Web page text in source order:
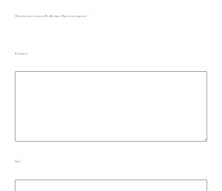
Votre adresse e-mail ne sera pas publiée. Les champs obligatoires sont indiqués avec*
Commentaire*
Nom *